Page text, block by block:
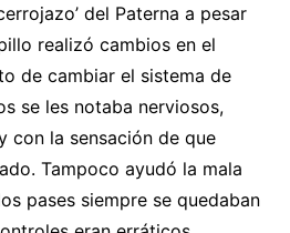
del Paterna a pesar
realizó cambios en el
de cambiar el sistema de
se les notaba nerviosos,
con la sensación de que
Tampoco ayudó la mala
pases siempre se quedaban